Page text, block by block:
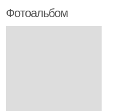
Фотоальбом